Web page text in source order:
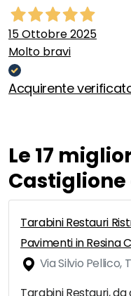
15 Ottobre 2025
Molto bravi
Acquirente
Le 17
Tarabini Restauri
Pavimenti in Resina
Via Silvio Pellico,